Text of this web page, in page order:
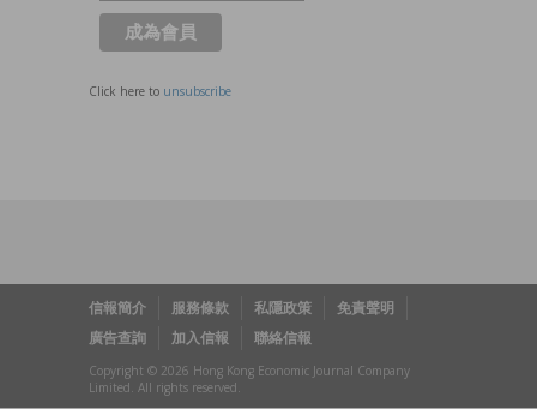
Click here to unsubscribe
信報簡介 服務條款 私隱政策
免責聲明
廣告查詢
加入信報 聯絡信報
Copyright © 2026 Hong Kong Economic Journal Company
Limited. All rights reserved.